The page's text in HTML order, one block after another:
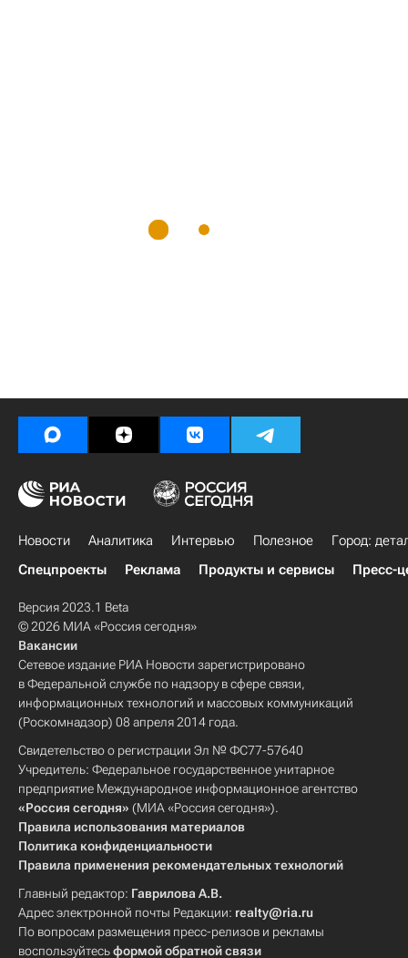
Новости Аналитика Интервью Полезное
Город:
Спецпроекты
Реклама Продукты и сервисы Пресс-
Версия 2023.1 Beta
© 2026 МИА «Россия сегодня»
Вакансии
Сетевое издание РИА Новости зарегистрировано
в Федеральной службе по надзору в сфере связи,
информационных технологий и массовых коммуникаций
(Роскомнадзор) 08 апреля 2014 года.
Свидетельство о регистрации Эл № ФС77-57640
Учредитель: Федеральное государственное унитарное
предприятие Международное информационное агентство
«Россия сегодня» (МИА «Россия сегодня»).
Правила использования материалов
Политика конфиденциальности
Правила применения рекомендательных технологий
Главный редактор: Гаврилова А.В.
Адрес электронной почты Редакции: realty@ria.ru
По вопросам размещения пресс-релизов и рекламы
воспользуйтесьформой обратной связи